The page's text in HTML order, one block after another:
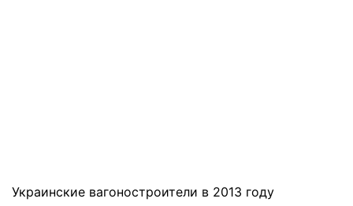
Украинские вагоностроители в 2013 году